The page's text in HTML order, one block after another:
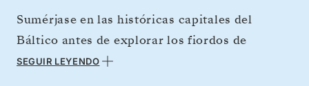
Sumérjase en las históricas capitales del
Báltico antes de explorar los fiordos de
Noruega en un gran viaje por el norte. Desde
SEGUIR LEYENDO